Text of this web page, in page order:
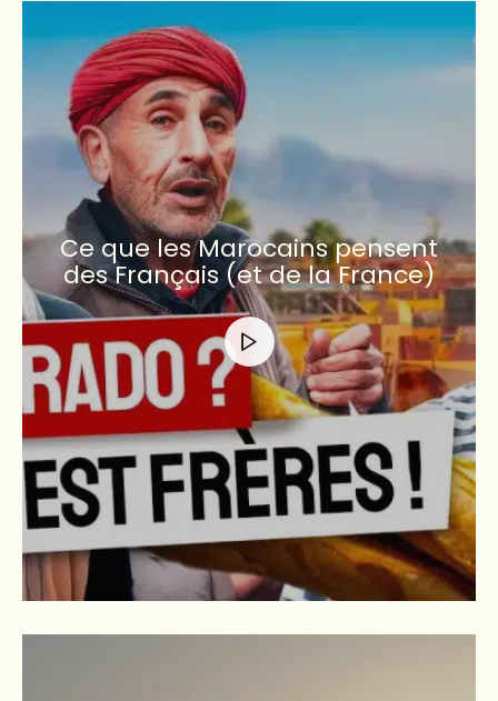
Ce que les Marocains pensent
des Français (et de la France)